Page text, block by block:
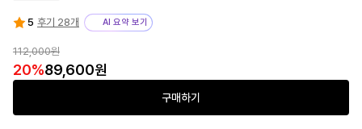
5 후기 28개 AI 요약 보기
112,000원
20%89,600원
구매하기